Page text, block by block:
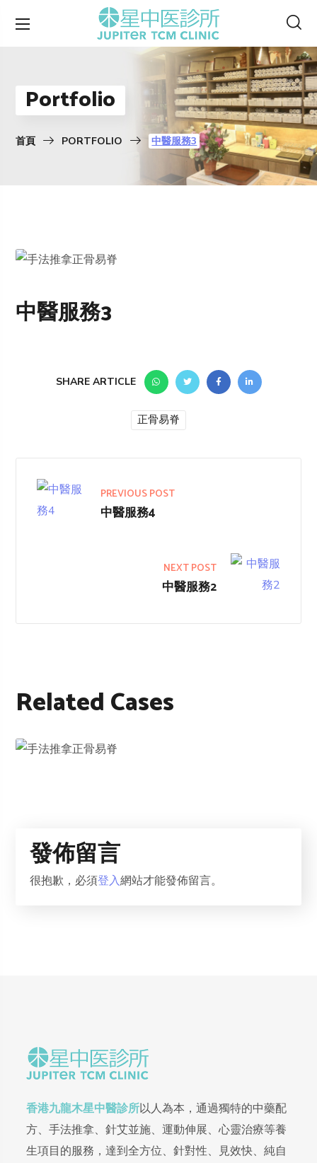
Portfolio
首頁 PORTFOLIO 中醫服務3
中醫服務3
SHARE ARTICLE
正骨易脊
PREVIOUS POST
中醫服務4
NEXT POST
中醫服務2
Related Cases
中醫服務3
發佈留言
很抱歉，必須登入網站才能發佈留言。
香港九龍木星中醫診所以人為本，通過獨特的中藥配
方、手法推拿、針艾並施、運動伸展、心靈治療等養
生項目的服務，達到全方位、針對性、見效快、純自